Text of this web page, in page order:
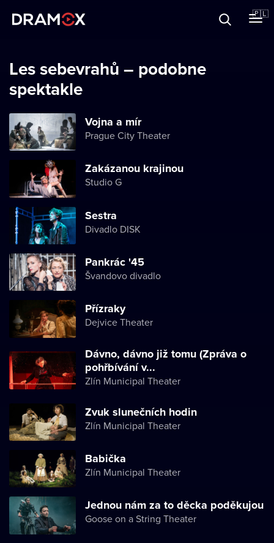
🇵🇱
Zarejestruj się
Les sebevrahů – podobne
spektakle
Vojna a mír
Prague City Theater
Zakázanou krajinou
Studio G
Sestra
Divadlo DISK
Pankrác '45
Švandovo divadlo
Přízraky
Dejvice Theater
Dávno, dávno již tomu (Zpráva o
pohřbívání v...
Zlín Municipal Theater
Zvuk slunečních hodin
Zlín Municipal Theater
Babička
Zlín Municipal Theater
Jednou nám za to děcka poděkujou
Goose on a String Theater